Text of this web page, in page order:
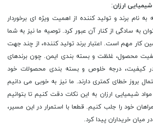
شیمیایی ارزان:
به نام برند و تولید کننده از اهمیت ویژه ای برخوردار
به سادگی از کنار آن عبور کرد. توصیه ما نیز به شما
کار مهم است. اعتبار برند تولید کننده، از چند جهت
محصول، غلظت و بسته بندی ایمن. چون برندهای
کیفیت، درجه خلوص و بسته بندی محصولات خود
بروز خطای کمتری دارند. ما نیز به خوبی می دانیم
شیمیایی ارزان به این نکات دقت کنیم تا بتوانیم
خود را جلب کنیم. قطعا با استمرار در این مسیر،
میان خریداران پیدا کرد.